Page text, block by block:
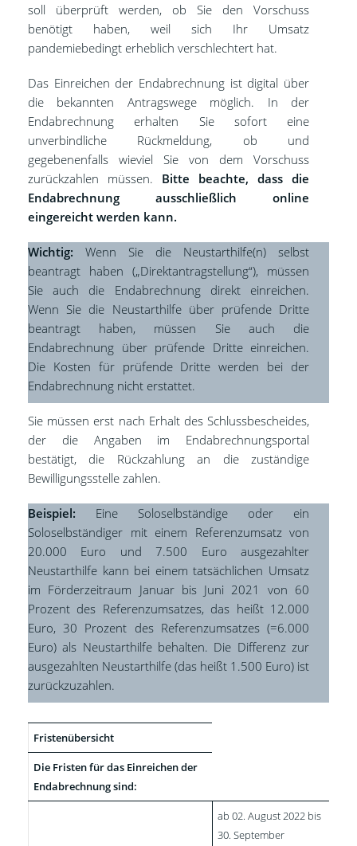
soll überprüft werden, ob Sie den Vorschuss
benötigt haben, weil sich Ihr Umsatz
pandemiebedingt erheblich verschlechtert hat.
Das Einreichen der Endabrechnung ist digital über
die bekannten Antragswege möglich. In der
Endabrechnung erhalten Sie sofort eine
unverbindliche Rückmeldung, ob und
gegebenenfalls wieviel Sie von dem Vorschuss
zurückzahlen müssen. Bitte beachte, dass die
Endabrechnung ausschließlich online
eingereicht werden kann.
Wichtig: Wenn Sie die Neustarthilfe(n) selbst
beantragt haben („Direktantragstellung“), müssen
Sie auch die Endabrechnung direkt einreichen.
Wenn Sie die Neustarthilfe über prüfende Dritte
beantragt haben, müssen Sie auch die
Endabrechnung über prüfende Dritte einreichen.
Die Kosten für prüfende Dritte werden bei der
Endabrechnung nicht erstattet.
Sie müssen erst nach Erhalt des Schlussbescheides,
der die Angaben im Endabrechnungsportal
bestätigt, die Rückzahlung an die zuständige
Bewilligungsstelle zahlen.
Beispiel: Eine Soloselbständige oder ein
Soloselbständiger mit einem Referenzumsatz von
20.000 Euro und 7.500 Euro ausgezahlter
Neustarthilfe kann bei einem tatsächlichen Umsatz
im Förderzeitraum Januar bis Juni 2021 von 60
Prozent des Referenzumsatzes, das heißt 12.000
Euro, 30 Prozent des Referenzumsatzes (=6.000
Euro) als Neustarthilfe behalten. Die Differenz zur
ausgezahlten Neustarthilfe (das heißt 1.500 Euro) ist
zurückzuzahlen.
Fristenübersicht
Die Fristen für das Einreichen der
Endabrechnung sind:
ab 02. August 2022 bis
30. September